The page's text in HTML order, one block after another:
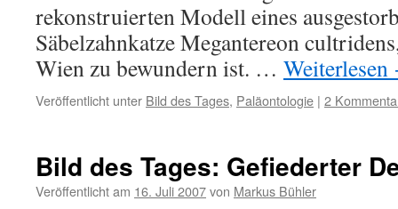
rekonstruierten Modell eines
Säbelzahnkatze Megantereon
Wien zu bewundern ist. … Weiterlesen
Veröffentlicht unter Bild des Tages, Paläontologie | 2
Bild des Tages: Gefiederter
Veröffentlicht am 16. Juli 2007von Markus Bühler